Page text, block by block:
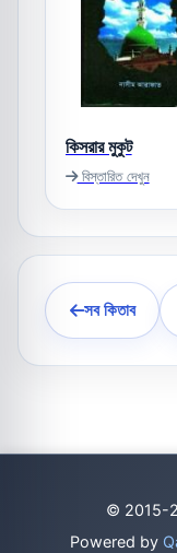
কিসরার মুকুট
বিস্তারিত দেখুন
সব কিতাব
© 2015-
Powered by